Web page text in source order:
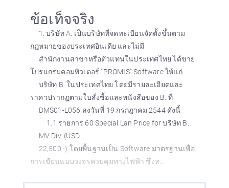
ข้อเท็จจริง
1. บริษัท A. เป็นบริษัทที่จดทะเบียนจัดตั้งขึ้นตาม
กฎหมายของประเทศอินเดีย และไม่มี
สำนักงานสาขาหรือตัวแทนในประเทศไทย ได้ขาย
โปรแกรมคอมพิวเตอร์ "PROMIS" Software ให้แก่
บริษัท B. ในประเทศไทย โดยมีรายละเอียดและ
ราคาปรากฏตามใบสั่งซื้อและหนังสือของ B. ที่
DMS01-L056 ลงวันที่ 19 กรกฎาคม 2544 ดังนี้
1.1 รายการ 60 Special Lan Price for บริษัท B.
MV Div. (USD
22,500.-) โดยพื้นฐานเป็น Software มาตรฐานเพื่อ
การเขียนแบบวงจรควบคุมทางไฟฟ้า ซึ่งท...